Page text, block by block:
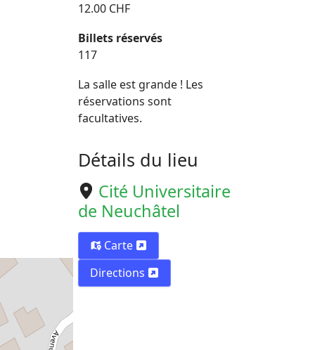
12.00 CHF
Billets réservés
117
La salle est grande ! Les
réservations sont
facultatives.
Détails du lieu
Cité Universitaire
de Neuchâtel
Carte
Directions